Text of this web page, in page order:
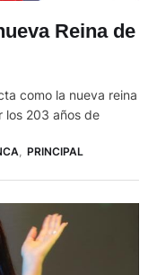
Reina de
como la nueva reina
los 203 años de
, PRINCIPAL